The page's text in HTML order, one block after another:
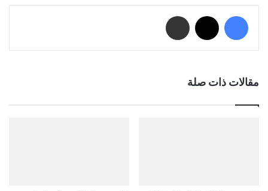
فيسبوك
مقالات ذات صلة